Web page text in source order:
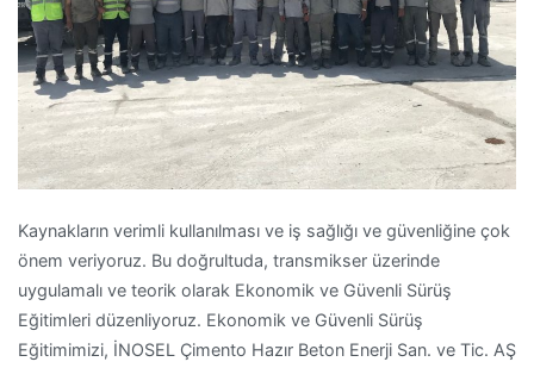
Kaynakların verimli kullanılması ve iş sağlığı ve güvenliğine çok
önem veriyoruz. Bu doğrultuda, transmikser üzerinde
uygulamalı ve teorik olarak Ekonomik ve Güvenli Sürüş
Eğitimleri düzenliyoruz. Ekonomik ve Güvenli Sürüş
Eğitimimizi, İNOSEL Çimento Hazır Beton Enerji San. ve Tic. AŞ